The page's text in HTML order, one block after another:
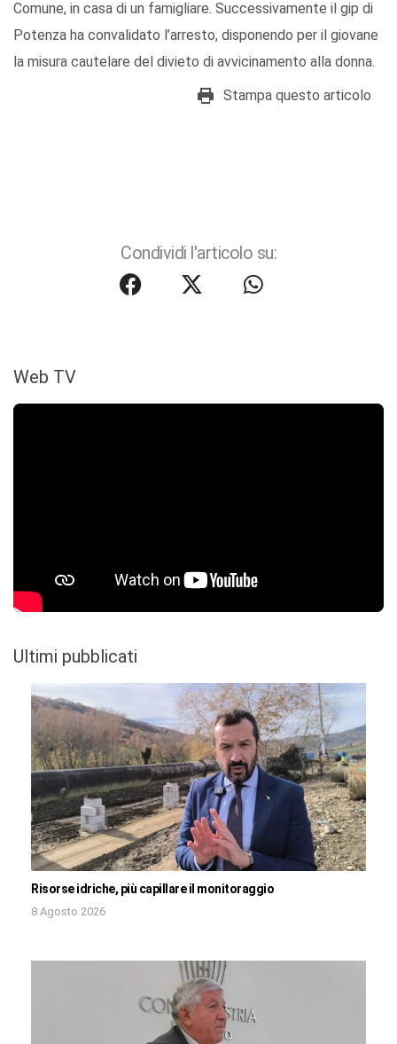
Comune, in casa di un famigliare. Successivamente il gip di
Potenza ha convalidato l’arresto, disponendo per il giovane
la misura cautelare del divieto di avvicinamento alla donna.
Stampa questo articolo
Condividi l'articolo su:
Web TV
Ultimi pubblicati
Risorse idriche, più capillare il monitoraggio
8 Agosto 2026